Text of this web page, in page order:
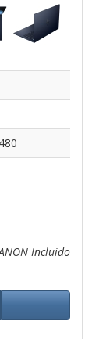
Incluido